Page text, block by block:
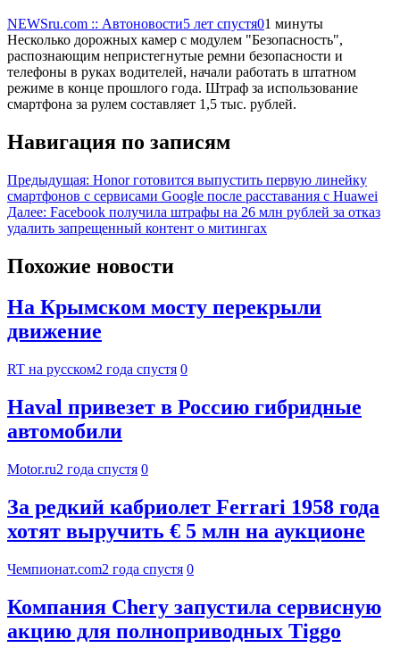
NEWSru.com :: Автоновости5 лет спустя01 минуты
Несколько дорожных камер с модулем "Безопасность",
распознающим непристегнутые ремни безопасности и
телефоны в руках водителей, начали работать в штатном
режиме в конце прошлого года. Штраф за использование
смартфона за рулем составляет 1,5 тыс. рублей.
Навигация по записям
Предыдущая: Honor готовится выпустить первую линейку
смартфонов с сервисами Google после расставания с Huawei
Далее: Facebook получила штрафы на 26 млн рублей за отказ
удалить запрещенный контент о митингах
Похожие новости
На Крымском мосту перекрыли
движение
RT на русском2 года спустя 0
Haval привезет в Россию гибридные
автомобили
Motor.ru2 года спустя 0
За редкий кабриолет Ferrari 1958 года
хотят выручить € 5 млн на аукционе
Чемпионат.com2 года спустя 0
Компания Chery запустила сервисную
акцию для полноприводных Tiggo